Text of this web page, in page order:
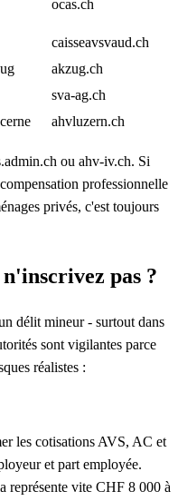
ocas.ch
caisseavsvaud.ch
akzug.ch
sva-ag.ch
ahvluzern.ch
ou ahv-iv.ch. Si
professionnelle
privés, c'est toujours
n'inscrivez pas ?
délit mineur - surtout dans
sont vigilantes parce
réalistes :
les cotisations AVS, AC et
et part employée.
représente vite CHF 8 000 à